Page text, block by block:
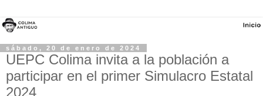
sábado, 20 de enero de 2024
UEPC Colima invita a la población a
participar en el primer Simulacro Estatal
2024